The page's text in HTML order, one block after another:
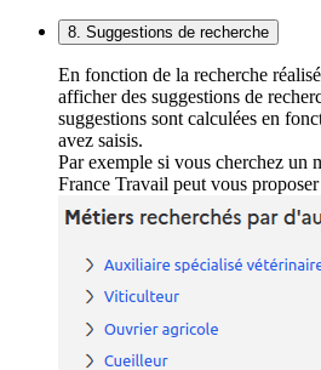
8. Suggestions de recherche
En fonction de la recherche
afficher des suggestions de
suggestions sont calculées en
avez saisis.
Par exemple si vous cherchez un
France Travail peut vous proposer